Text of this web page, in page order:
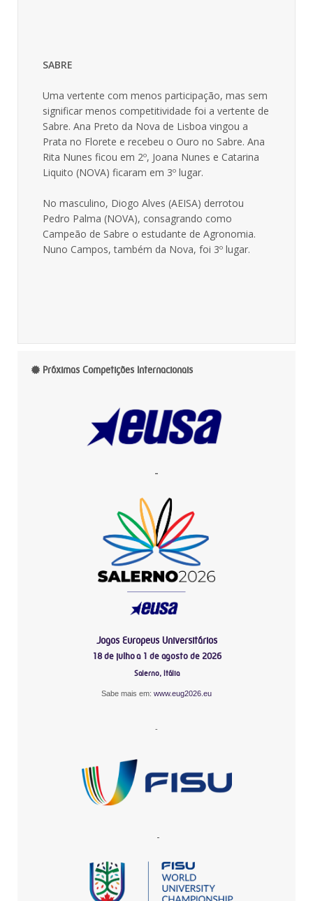
SABRE
Uma vertente com menos participação, mas sem
significar menos competitividade foi a vertente de
Sabre. Ana Preto da Nova de Lisboa vingou a
Prata no Florete e recebeu o Ouro no Sabre. Ana
Rita Nunes ficou em 2º, Joana Nunes e Catarina
Liquito (NOVA) ficaram em 3º lugar.
No masculino, Diogo Alves (AEISA) derrotou
Pedro Palma (NOVA), consagrando como
Campeão de Sabre o estudante de Agronomia.
Nuno Campos, também da Nova, foi 3º lugar.
Próximas Competições Internacionais
-
Jogos Europeus Universitários
18 de julho a 1 de agosto de 2026
Salerno, Itália
Sabe mais em: www.eug2026.eu
-
-